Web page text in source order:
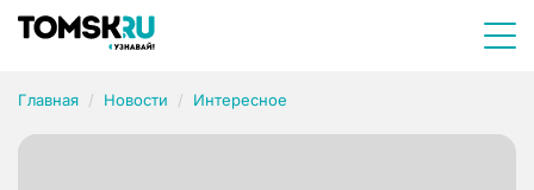
Главная Новости Интересное